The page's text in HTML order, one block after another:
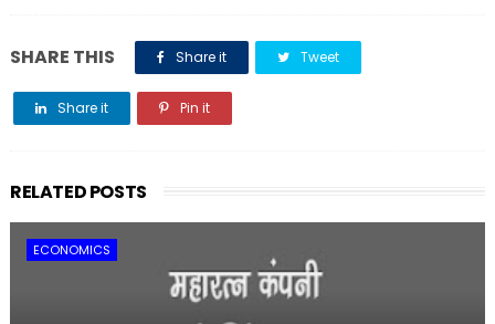
SHARE THIS Share it Tweet
Share it Pin it
RELATED POSTS
ECONOMICS